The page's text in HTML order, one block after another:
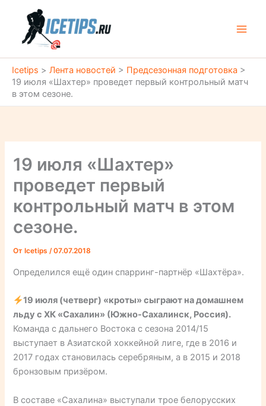
содержимому
Icetips > Лента новостей > Предсезонная подготовка >
19 июля «Шахтер» проведет первый контрольный матч
в этом сезоне.
19 июля «Шахтер»
проведет первый
контрольный матч в этом
сезоне.
От Icetips/07.07.2018
Определился ещё один спарринг-партнёр «Шахтёра».
19 июля (четверг) «кроты» сыграют на домашнем
льду с ХК «Сахалин» (Южно-Сахалинск, Россия).
Команда с дальнего Востока с сезона 2014/15
выступает в Азиатской хоккейной лиге, где в 2016 и
2017 годах становилась серебряным, а в 2015 и 2018
бронзовым призёром.
В составе «Сахалина» выступали трое белорусских